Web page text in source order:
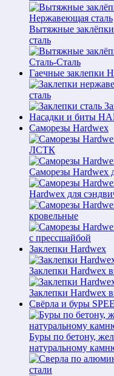
Вытяжные
сталь
Сталь-Сталь
Гаечные заклепки
сталь
Насадки и биты
Саморезы Hardwex
ЛСТК
Саморезы Hardwex
Hardwex для
кровельные
с прессшайбой
Заклепки Hardwex
Заклепки Hardwex
Заклепки Hardwex
Свёрла и буры
Буры по бетону,
натуральному
стали